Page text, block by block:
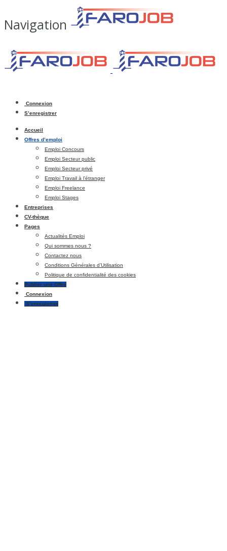
Navigation
Connexion
S’enregistrer
Accueil
Offres d’emploi
Emploi Concours
Emploi Secteur public
Emploi Secteur privé
Emploi Travail à l’étranger
Emploi Freelance
Emploi Stages
Entreprises
CV-thèque
Pages
Actualités Emploi
Qui sommes nous ?
Contactez nous
Conditions Générales d’Utilisation
Politique de confidentialité des cookies
Publier une Offre
Connexion
S’enregistrer